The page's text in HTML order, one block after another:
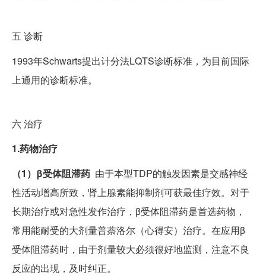
五 诊断
1993年Schwarts提出计分法LQTS诊断标准，为目前国际
上通用的诊断标准。
六治疗
1.药物治疗
（1）β受体阻滞药 由于本型TDP的触发因素是交感神经
性活动增高所致，肾上腺素能抑制剂可获最佳疗效。对于
长期治疗或对急性发作治疗，β受体阻滞药是首选药物，
常用能耐受的大剂量普萘洛尔（心得安）治疗。在应用β
受体阻滞药时，由于剂量较大必须很好地监测，注意不良
反应的出现，及时纠正。